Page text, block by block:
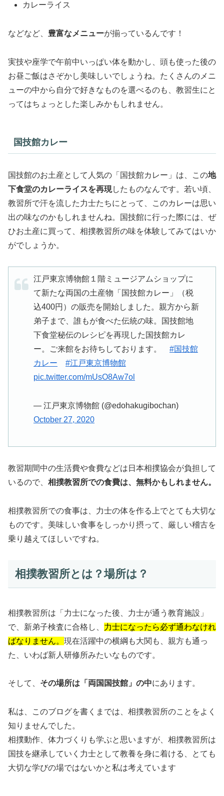
カレーライス
などなど、 豊富なメニューが揃っているんです！
実技や座学で午前中いっぱい体を動かし、頭も使った後の
お昼ご飯はさぞかし美味しいでしょうね。たくさんのメニ
ューの中から自分で好きなものを選べるのも、教習生にと
ってはちょっとした楽しみかもしれません。
国技館カレー
国技館のお土産として人気の「国技館カレー」は、この地
下食堂のカレーライスを再現したものなんです。若い頃、
教習所で汗を流した力士たちにとって、このカレーは思い
出の味なのかもしれませんね。国技館に行った際には、ぜ
ひお土産に買って、相撲教習所の味を体験してみてはいか
がでしょうか。
江戸東京博物館１階ミュージアムショップに
て新たな両国の土産物「国技館カレー」（税
込400円）の販売を開始しました。親方から新
弟子まで、誰もが食べた伝統の味。国技館地
下食堂秘伝のレシピを再現した国技館カレ
ー。ご来館をお待ちしております。 #国技館
カレー
#江戸東京博物館
pic.twitter.com/mUsO8Aw7ol
— 江戸東京博物館 (@edohakugibochan)
October 27, 2020
教習期間中の生活費や食費などは日本相撲協会が負担して
いるので、 相撲教習所での食費は、無料かもしれません。
相撲教習所での食事は、力士の体を作る上でとても大切な
ものです。美味しい食事をしっかり摂って、厳しい稽古を
乗り越えてほしいですね。
相撲教習所とは？場所は？
相撲教習所は「力士になった後、力士が通う教育施設」
で、新弟子検査に合格し、 力士になったら必ず通わなけれ
ばなりません。 現在活躍中の横綱も大関も、親方も通っ
た、いわば新人研修所みたいなものです。
そして、 その場所は「両国国技館」の中にあります。
私は、このブログを書くまでは、相撲教習所のことをよく
知りませんでした。
相撲動作、体力づくりも学ぶと思いますが、相撲教習所は
国技を継承していく力士として教養を身に着ける、とても
大切な学びの場ではないかと私は考えています